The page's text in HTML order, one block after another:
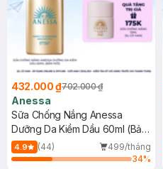
432.000 ₫702.000 ₫
Anessa
Sữa Chống Nắng Anessa
Dưỡng Da Kiềm Dầu 60ml (Bản
Mới)
4.9 (44)
499/tháng
34%